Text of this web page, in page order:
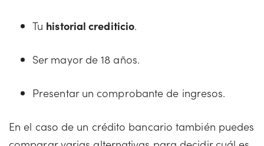
Tu historial crediticio.
Ser mayor de 18 años.
Presentar un comprobante de ingresos.
En el caso de un crédito bancario también puedes